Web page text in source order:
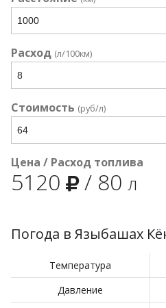
Расход (л/100км)
Стоимость (руб/л)
Цена / Расход топлива
5120 / 80 л
Погода в Языбашах
Температура
Давление